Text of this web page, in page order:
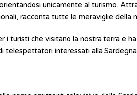
unicamente al turismo.
racconta tutte le meraviglie della
i turisti che visitano la nostra terra e
telespettatori interessati alla Sardegna.